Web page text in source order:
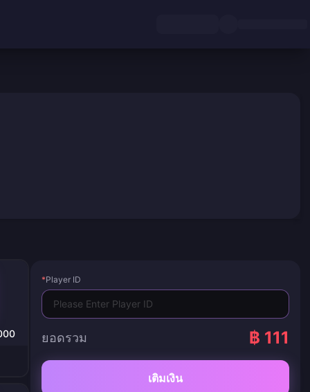
*Player ID
ยอดรวม ฿ 111
เติมเงิน